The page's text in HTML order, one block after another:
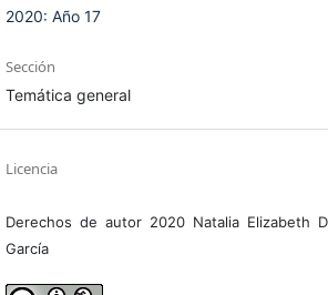
2020: Año 17
Sección
Temática general
Licencia
Derechos de autor 2020 Natalia Elizabeth
García